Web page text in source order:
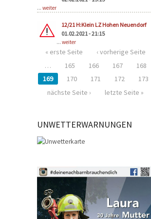
... weiter
12/21 H:Klein LZ Hohen Neuendorf
01.02.2021 - 21:15
... weiter
« erste Seite
‹ vorherige Seite
…
165 166 167
168
169
170 171 172
173
nächste Seite ›
letzte Seite »
UNWETTERWARNUNGEN